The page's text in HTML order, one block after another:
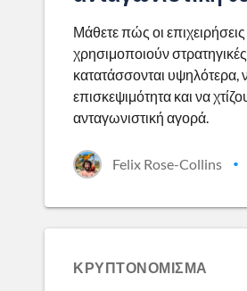
Μάθετε πώς οι
χρησιμοποιούν
κατατάσσονται
επισκεψιμότητα και να
ανταγωνιστική αγορά.
Felix Rose-Collins •
ΚΡΥΠΤΟΝΌΜΙΣΜΑ